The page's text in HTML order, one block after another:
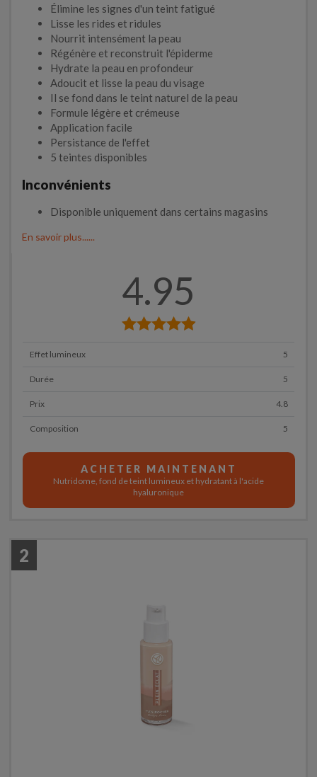
Élimine les signes d'un teint fatigué
Lisse les rides et ridules
Nourrit intensément la peau
Régénère et reconstruit l'épiderme
Hydrate la peau en profondeur
Adoucit et lisse la peau du visage
Il se fond dans le teint naturel de la peau
Formule légère et crémeuse
Application facile
Persistance de l'effet
5 teintes disponibles
Inconvénients
Disponible uniquement dans certains magasins
En savoir plus......
4.95
Effet lumineux 5
Durée 5
Prix 4.8
Composition 5
ACHETER MAINTENANT
Nutridome, fond de teint lumineux et hydratant à l'acide
hyaluronique
2